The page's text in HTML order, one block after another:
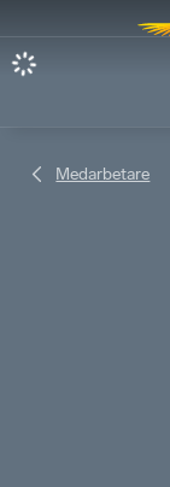
Medarbetare